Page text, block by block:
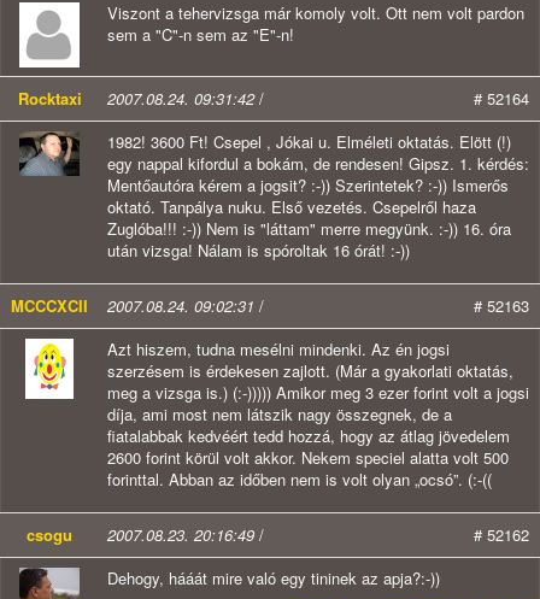
Viszont a tehervizsga már komoly volt. Ott nem volt pardon
sem a "C"-n sem az "E"-n!
Rocktaxi 2007.08.24. 09:31:42/
# 52164
1982! 3600 Ft! Csepel , Jókai u. Elméleti oktatás. Elött (!)
egy nappal kifordul a bokám, de rendesen! Gipsz. 1. kérdés:
Mentőautóra kérem a jogsit? :-)) Szerintetek? :-)) Ismerős
oktató. Tanpálya nuku. Első vezetés. Csepelről haza
Zuglóba!!! :-)) Nem is "láttam" merre megyünk. :-)) 16. óra
után vizsga! Nálam is spóroltak 16 órát! :-))
MCCCXCII 2007.08.24. 09:02:31 /
# 52163
Azt hiszem, tudna mesélni mindenki. Az én jogsi
szerzésem is érdekesen zajlott. (Már a gyakorlati oktatás,
meg a vizsga is.) (:-))))) Amikor meg 3 ezer forint volt a jogsi
díja, ami most nem látszik nagy összegnek, de a
fiatalabbak kedvéért tedd hozzá, hogy az átlag jövedelem
2600 forint körül volt akkor. Nekem speciel alatta volt 500
forinttal. Abban az időben nem is volt olyan „ocsó”. (:-((
csogu 2007.08.23. 20:16:49 /
# 52162
Dehogy, hááát mire való egy tininek az apja?:-))